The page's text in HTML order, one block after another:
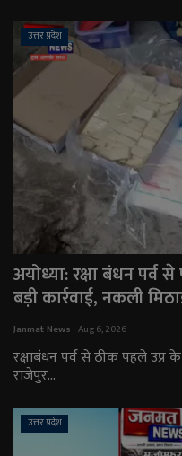
उत्तर प्रदेश
अयोध्या: रक्षा बंधन पर्व
बड़ी कार्रवाई, नकली
Janmat News Aug 6, 2026
रक्षाबंधन पर्व से ठीक पहले उप्र
राजेपुर...
उत्तर प्रदेश